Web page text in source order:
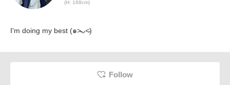
(H: 168cm)
I'm doing my best (๑˃̵ᴗ˂̵)
Follow